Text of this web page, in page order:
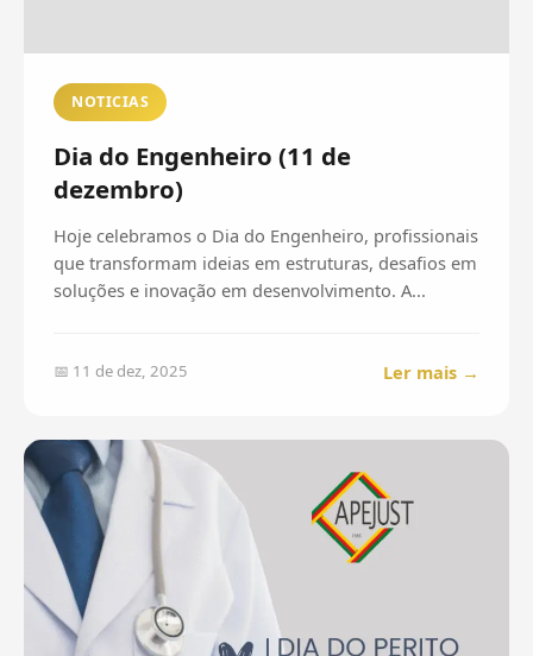
NOTICIAS
Dia do Engenheiro (11 de
dezembro)
Hoje celebramos o Dia do Engenheiro, profissionais
que transformam ideias em estruturas, desafios em
soluções e inovação em desenvolvimento. A...
📅 11 de dez, 2025 Ler mais →